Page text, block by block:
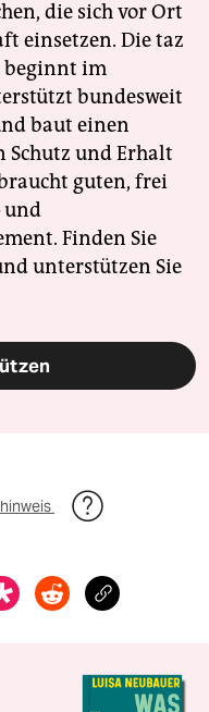
die sich vor Ort
einsetzen. Die taz
beginnt im
bundesweit
baut einen
Schutz und Erhalt
guten, frei
und
Finden Sie
unterstützen Sie